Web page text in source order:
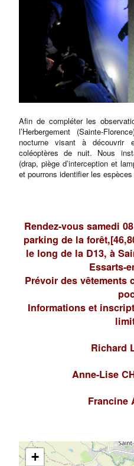
Afin de compléter les
l’Herbergement (Sainte-
nocturne visant à découvrir
coléoptères de nuit. Nous
(drap, piège d’interception et
et pourrons identifier les
Rendez-vous samedi
parking de la forêt,
le long de la D13, à
Essarts-
Prévoir des vêtements
Informations et
Richard
Anne-Lise
Francine
+